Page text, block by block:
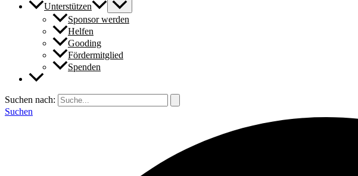
Unterstützen
Sponsor werden
Helfen
Gooding
Fördermitglied
Spenden
Suchen nach:
Suchen